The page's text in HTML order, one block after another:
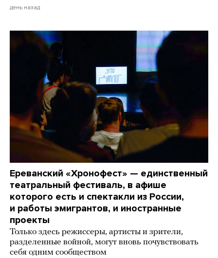
день назад
Ереванский «Хронофест» — единственный
театральный фестиваль, в афише
которого есть и спектакли из России,
и работы эмигрантов, и иностранные
проекты
Только здесь режиссеры, артисты и зрители,
разделенные войной, могут вновь почувствовать
себя одним сообществом